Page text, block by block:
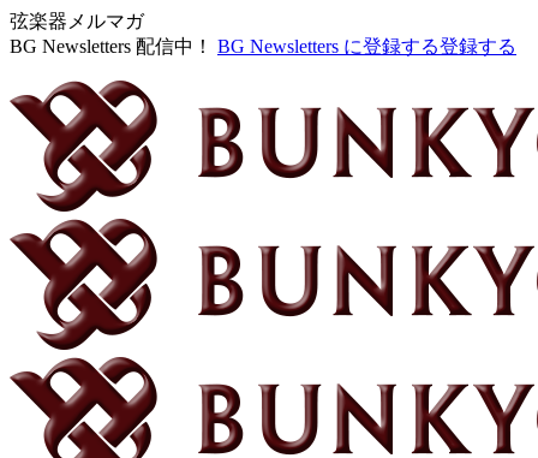
弦楽器メルマガ
BG Newsletters 配信中！
BG Newsletters に登録する登録する